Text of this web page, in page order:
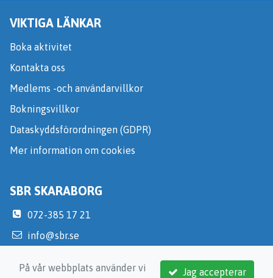
VIKTIGA LÄNKAR
Boka aktivitet
Kontakta oss
Medlems -och användarvillkor
Bokningsvillkor
Dataskyddsförordningen (GDPR)
Mer information om cookies
SBR SKARABORG
072-385 17 21
info@sbr.se
Jag accepterar
På vår webbplats använder vi